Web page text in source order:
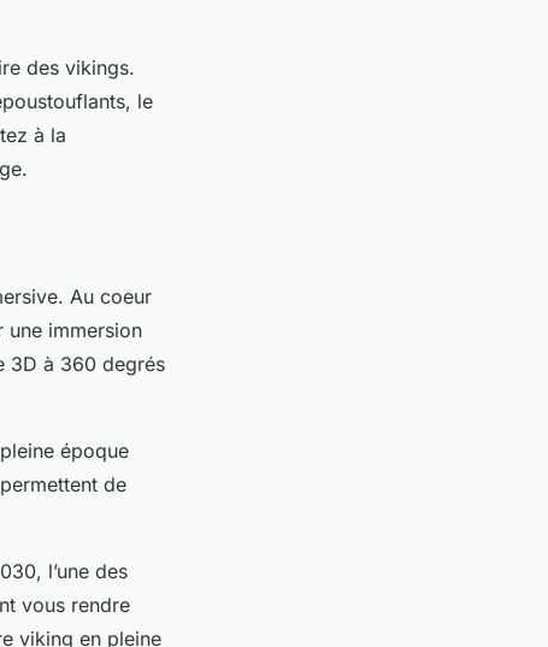
des vikings.
le
à la
Au coeur
une immersion
3D à 360 degrés
époque
de
l’une des
vous rendre
viking en pleine